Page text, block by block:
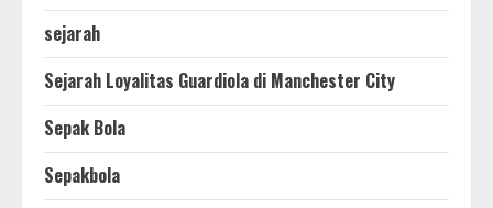
sejarah
Sejarah Loyalitas Guardiola di Manchester City
Sepak Bola
Sepakbola